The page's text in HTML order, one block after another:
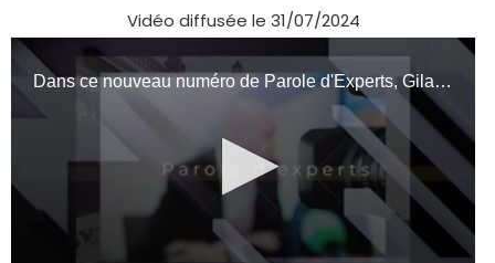
Vidéo diffusée le 31/07/2024